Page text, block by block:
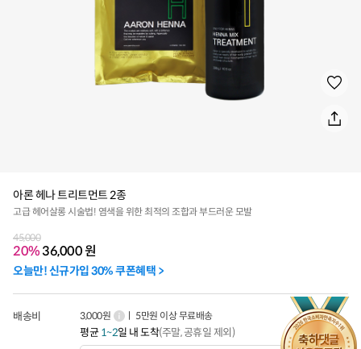
아론 헤나 트리트먼트 2종
고급 헤어살롱 시술법! 염색을 위한 최적의 조합과 부드러운 모발
45,000
20%36,000원
오늘만! 신규가입 30% 쿠폰혜택 >
배송비 3,000원 ㅣ 5만원 이상 무료배송
평균1~2일 내 도착(주말, 공휴일 제외)